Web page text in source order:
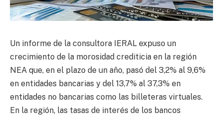
Un informe de la consultora IERAL expuso un
crecimiento de la morosidad crediticia en la región
NEA que, en el plazo de un año, pasó del 3,2% al 9,6%
en entidades bancarias y del 13,7% al 37,3% en
entidades no bancarias como las billeteras virtuales.
En la región, las tasas de interés de los bancos